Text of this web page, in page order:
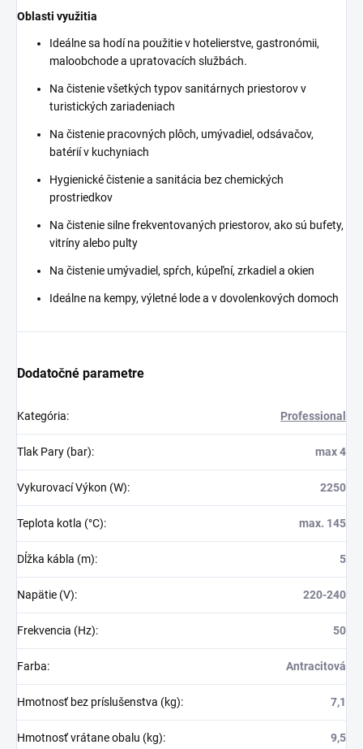
Oblasti využitia
Ideálne sa hodí na použitie v hotelierstve, gastronómii,
maloobchode a upratovacích službách.
Na čistenie všetkých typov sanitárnych priestorov v
turistických zariadeniach
Na čistenie pracovných plôch, umývadiel, odsávačov,
batérií v kuchyniach
Hygienické čistenie a sanitácia bez chemických
prostriedkov
Na čistenie silne frekventovaných priestorov, ako sú bufety,
vitríny alebo pulty
Na čistenie umývadiel, spŕch, kúpeľní, zrkadiel a okien
Ideálne na kempy, výletné lode a v dovolenkových domoch
Dodatočné parametre
Kategória: Professional
Tlak Pary (bar): max 4
Vykurovací Výkon (W): 2250
Teplota kotla (°C): max. 145
Dĺžka kábla (m): 5
Napätie (V): 220-240
Frekvencia (Hz): 50
Farba: Antracitová
Hmotnosť bez príslušenstva (kg): 7,1
Hmotnosť vrátane obalu (kg): 9,5